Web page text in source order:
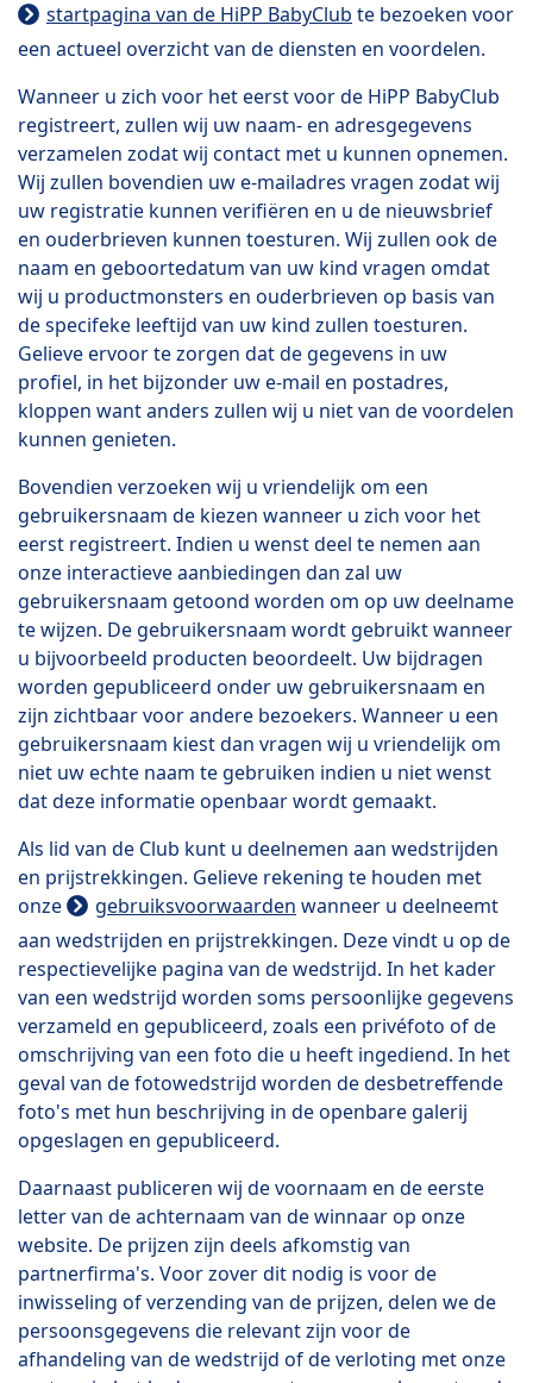
startpagina van de HiPP BabyClub te bezoeken voor
een actueel overzicht van de diensten en voordelen.
Wanneer u zich voor het eerst voor de HiPP BabyClub
registreert, zullen wij uw naam- en adresgegevens
verzamelen zodat wij contact met u kunnen opnemen.
Wij zullen bovendien uw e-mailadres vragen zodat wij
uw registratie kunnen verifiëren en u de nieuwsbrief
en ouderbrieven kunnen toesturen. Wij zullen ook de
naam en geboortedatum van uw kind vragen omdat
wij u productmonsters en ouderbrieven op basis van
de specifeke leeftijd van uw kind zullen toesturen.
Gelieve ervoor te zorgen dat de gegevens in uw
profiel, in het bijzonder uw e-mail en postadres,
kloppen want anders zullen wij u niet van de voordelen
kunnen genieten.
Bovendien verzoeken wij u vriendelijk om een
gebruikersnaam de kiezen wanneer u zich voor het
eerst registreert. Indien u wenst deel te nemen aan
onze interactieve aanbiedingen dan zal uw
gebruikersnaam getoond worden om op uw deelname
te wijzen. De gebruikersnaam wordt gebruikt wanneer
u bijvoorbeeld producten beoordeelt. Uw bijdragen
worden gepubliceerd onder uw gebruikersnaam en
zijn zichtbaar voor andere bezoekers. Wanneer u een
gebruikersnaam kiest dan vragen wij u vriendelijk om
niet uw echte naam te gebruiken indien u niet wenst
dat deze informatie openbaar wordt gemaakt.
Als lid van de Club kunt u deelnemen aan wedstrijden
en prijstrekkingen. Gelieve rekening te houden met
onze
gebruiksvoorwaarden wanneer u deelneemt
aan wedstrijden en prijstrekkingen. Deze vindt u op de
respectievelijke pagina van de wedstrijd. In het kader
van een wedstrijd worden soms persoonlijke gegevens
verzameld en gepubliceerd, zoals een privéfoto of de
omschrijving van een foto die u heeft ingediend. In het
geval van de fotowedstrijd worden de desbetreffende
foto's met hun beschrijving in de openbare galerij
opgeslagen en gepubliceerd.
Daarnaast publiceren wij de voornaam en de eerste
letter van de achternaam van de winnaar op onze
website. De prijzen zijn deels afkomstig van
partnerfirma's. Voor zover dit nodig is voor de
inwisseling of verzending van de prijzen, delen we de
persoonsgegevens die relevant zijn voor de
afhandeling van de wedstrijd of de verloting met onze